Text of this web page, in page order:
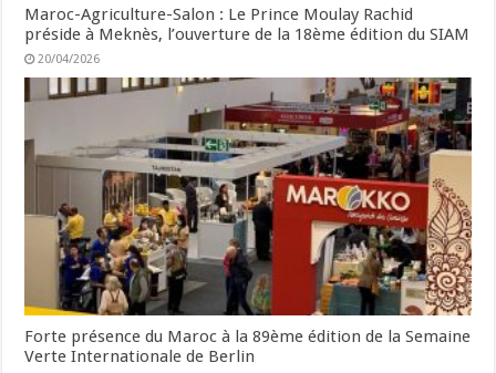
Maroc-Agriculture-Salon : Le Prince Moulay Rachid
préside à Meknès, l’ouverture de la 18ème édition du SIAM
20/04/2026
Forte présence du Maroc à la 89ème édition de la Semaine
Verte Internationale de Berlin